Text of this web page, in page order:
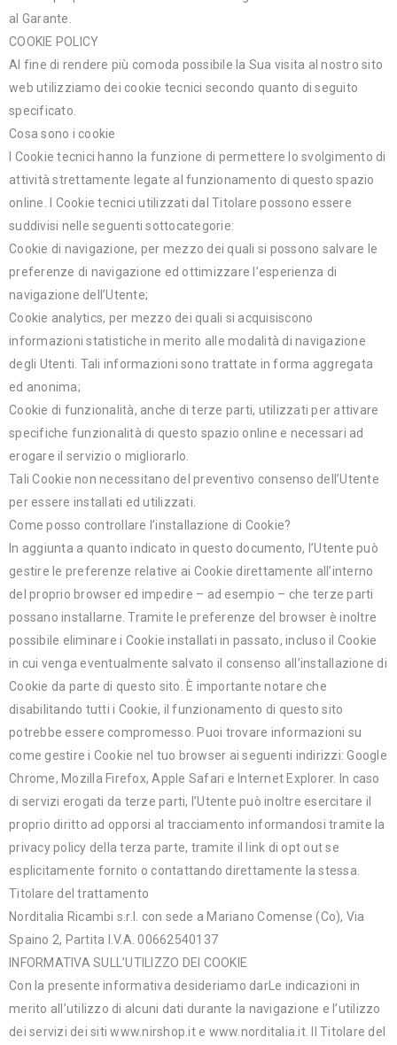
al Garante.
COOKIE POLICY
Al fine di rendere più comoda possibile la Sua visita al nostro sito
web utilizziamo dei cookie tecnici secondo quanto di seguito
specificato.
Cosa sono i cookie
I Cookie tecnici hanno la funzione di permettere lo svolgimento di
attività strettamente legate al funzionamento di questo spazio
online. I Cookie tecnici utilizzati dal Titolare possono essere
suddivisi nelle seguenti sottocategorie:
Cookie di navigazione, per mezzo dei quali si possono salvare le
preferenze di navigazione ed ottimizzare l’esperienza di
navigazione dell’Utente;
Cookie analytics, per mezzo dei quali si acquisiscono
informazioni statistiche in merito alle modalità di navigazione
degli Utenti. Tali informazioni sono trattate in forma aggregata
ed anonima;
Cookie di funzionalità, anche di terze parti, utilizzati per attivare
specifiche funzionalità di questo spazio online e necessari ad
erogare il servizio o migliorarlo.
Tali Cookie non necessitano del preventivo consenso dell’Utente
per essere installati ed utilizzati.
Come posso controllare l’installazione di Cookie?
In aggiunta a quanto indicato in questo documento, l’Utente può
gestire le preferenze relative ai Cookie direttamente all’interno
del proprio browser ed impedire – ad esempio – che terze parti
possano installarne. Tramite le preferenze del browser è inoltre
possibile eliminare i Cookie installati in passato, incluso il Cookie
in cui venga eventualmente salvato il consenso all’installazione di
Cookie da parte di questo sito. È importante notare che
disabilitando tutti i Cookie, il funzionamento di questo sito
potrebbe essere compromesso. Puoi trovare informazioni su
come gestire i Cookie nel tuo browser ai seguenti indirizzi: Google
Chrome, Mozilla Firefox, Apple Safari e Internet Explorer. In caso
di servizi erogati da terze parti, l’Utente può inoltre esercitare il
proprio diritto ad opporsi al tracciamento informandosi tramite la
privacy policy della terza parte, tramite il link di opt out se
esplicitamente fornito o contattando direttamente la stessa.
Titolare del trattamento
Norditalia Ricambi s.r.l. con sede a Mariano Comense (Co), Via
Spaino 2, Partita I.V.A. 00662540137
INFORMATIVA SULL’UTILIZZO DEI COOKIE
Con la presente informativa desideriamo darLe indicazioni in
merito all’utilizzo di alcuni dati durante la navigazione e l’utilizzo
dei servizi dei siti www.nirshop.it e www.norditalia.it. Il Titolare del